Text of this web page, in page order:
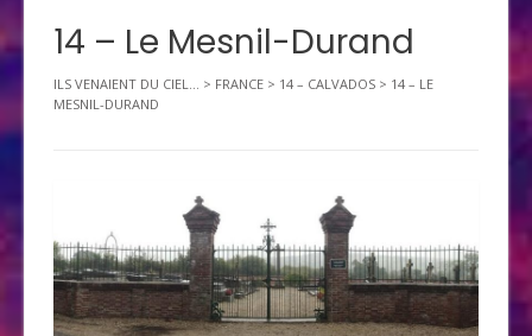
14 – Le Mesnil-Durand
ILS VENAIENT DU CIEL... > FRANCE > 14 – CALVADOS > 14 – LE
MESNIL-DURAND